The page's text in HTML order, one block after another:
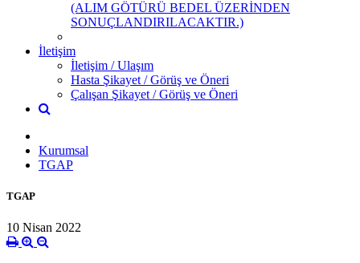
(ALIM GÖTÜRÜ BEDEL ÜZERİNDEN
SONUÇLANDIRILACAKTIR.)
İletişim
İletişim / Ulaşım
Hasta Şikayet / Görüş ve Öneri
Çalışan Şikayet / Görüş ve Öneri
Kurumsal
TGAP
TGAP
10 Nisan 2022